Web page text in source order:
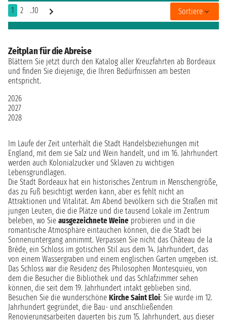
1 2 ..10 Sortiere
Zeitplan für die Abreise
Blättern Sie jetzt durch den Katalog aller Kreuzfahrten ab Bordeaux
und finden Sie diejenige, die Ihren Bedürfnissen am besten
entspricht.
2026
2027
2028
Im Laufe der Zeit unterhält die Stadt Handelsbeziehungen mit
England, mit dem sie Salz und Wein handelt, und im 16. Jahrhundert
werden auch Kolonialzucker und Sklaven zu wichtigen
Lebensgrundlagen.
Die Stadt Bordeaux hat ein historisches Zentrum in Menschengröße,
das zu Fuß besichtigt werden kann, aber es fehlt nicht an
Attraktionen und Vitalität. Am Abend bevölkern sich die Straßen mit
jungen Leuten, die die Plätze und die tausend Lokale im Zentrum
beleben, wo Sie ausgezeichnete Weine probieren und in die
romantische Atmosphäre eintauchen können, die die Stadt bei
Sonnenuntergang annimmt. Verpassen Sie nicht das Château de la
Brède, ein Schloss im gotischen Stil aus dem 14. Jahrhundert, das
von einem Wassergraben und einem englischen Garten umgeben ist.
Das Schloss war die Residenz des Philosophen Montesquieu, von
dem die Besucher die Bibliothek und das Schlafzimmer sehen
können, die seit dem 19. Jahrhundert intakt geblieben sind.
Besuchen Sie die wunderschöne Kirche Saint Eloi: Sie wurde im 12.
Jahrhundert gegründet, die Bau- und anschließenden
Renovierungsarbeiten dauerten bis zum 15. Jahrhundert, aus dieser